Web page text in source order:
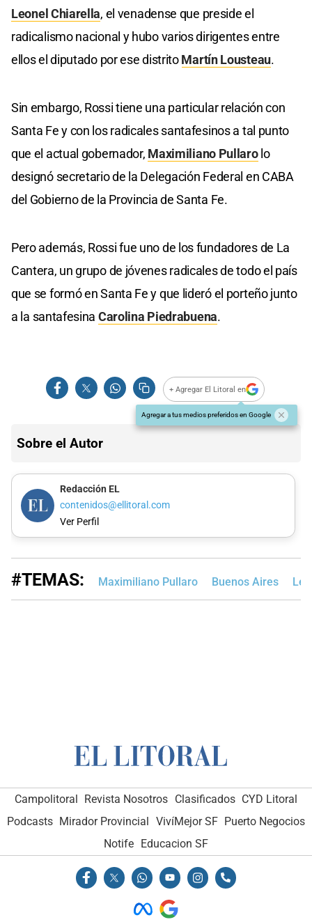
Leonel Chiarella, el venadense que preside el
radicalismo nacional y hubo varios dirigentes entre
ellos el diputado por ese distritoMartín Lousteau.
Sin embargo, Rossi tiene una particular relación con
Santa Fe y con los radicales santafesinos a tal punto
que el actual gobernador, Maximiliano Pullarolo
designó secretario de la Delegación Federal en CABA
del Gobierno de la Provincia de Santa Fe.
Pero además, Rossi fue uno de los fundadores de La
Cantera, un grupo de jóvenes radicales de todo el país
que se formó en Santa Fe y que lideró el porteño junto
a la santafesina Carolina Piedrabuena.
+ Agregar El Litoral en
Agregar a tus medios preferidos en Google
Sobre el Autor
Redacción EL
contenidos@ellitoral.com
Ver Perfil
#TEMAS: Maximiliano Pullaro Buenos Aires
Campolitoral Revista Nosotros Clasificados CYD Litoral
Podcasts Mirador Provincial VivíMejor SF Puerto Negocios
Notife
Educacion SF